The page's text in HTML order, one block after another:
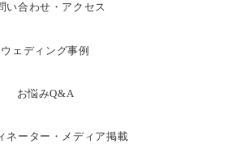
い合わせ・アクセス
ウェディング事例
お悩みQ&A
ネーター・メディア掲載